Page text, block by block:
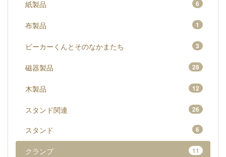
紙製品 6
布製品 1
ビーカーくんとそのなかまたち 3
磁器製品 28
木製品 12
スタンド関連 26
スタンド 6
クランプ 11